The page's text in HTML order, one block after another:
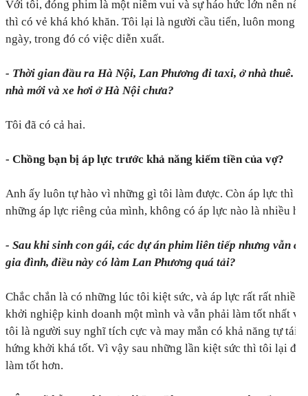
Với tôi, đóng phim là một niềm vui và sự háo hức lớn nên
thì có vẻ khá khó khăn. Tôi lại là người cầu tiến, luôn mong
ngày, trong đó có việc diễn xuất.
- Thời gian đầu ra Hà Nội, Lan Phương đi taxi, ở nhà thuê.
nhà mới và xe hơi ở Hà Nội chưa?
Tôi đã có cả hai.
- Chồng bạn bị áp lực trước khả năng kiếm tiền của vợ?
Anh ấy luôn tự hào vì những gì tôi làm được. Còn áp lực thì
những áp lực riêng của mình, không có áp lực nào là nhiều
- Sau khi sinh con gái, các dự án phim liên tiếp nhưng vẫn
gia đình, điều này có làm Lan Phương quá tải?
Chắc chắn là có những lúc tôi kiệt sức, và áp lực rất rất nhiều
khởi nghiệp kinh doanh một mình và vẫn phải làm tốt nhất
tôi là người suy nghĩ tích cực và may mắn có khả năng tự tái
hứng khởi khá tốt. Vì vậy sau những lần kiệt sức thì tôi lại
làm tốt hơn.